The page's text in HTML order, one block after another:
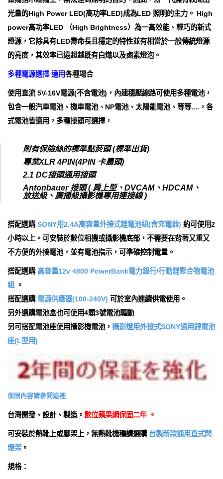
光量的High Power LED(高功率LED)成為LED 照明的主力。 High
power高功率LED （High Brightness）為一高效能、輕巧的新式
燈源，它除具有LED壽命長且穩定的特性並有相當於一般傳統燈源
的亮度，其效率已遠超越既有白熾以及鹵素燈泡。
多種電源選擇 適用各種場合
使用直流 5V-16V電源(不含電池)，內建穩壓線路可使用多種電池，
包含一般汽車電池、機車電池、NP電池、太陽能電池、等等....，各
式電池皆適用，多種接頭可選擇，
附有保險絲的標準點菸頭 (標準出貨)
專業XLR 4PIN(4PIN 卡農頭)
2.1 DC接頭通用接頭
Antonbauer 接頭 ( 肩上型、DVCAM、HDCAM、
放送級、廣播級攝影機專用連接線 )
搭配選購SONY用2.4A高容量外接式鋰電池組(含充電器) 約可使用2
小時以上。可安裝於數位相機或攝影機底部，不需要在背著又重又
不方便的外接電池，並有電池指示，可準確控制電量。
搭配選購高容量12v 4800 PowerBank電力銀行/行動鋰聚合物電池
組
。
搭配選購 電源供應器(100-240V) 可於室內連續供電使用。
另外選購電池盒也可使用4顆3號電池驅動
另可搭配電池座使用攝影機電池， 攝影燈用外接式SONY通用鋰電池
座(L型用)
保固內容請參閱這裡
台灣開發、設計、製造。 數位蘋果網保固二年 。
可安裝於熱靴上或腳架上，無熱靴機種請選購 台製新款通用直式閃
燈架 。
規格：